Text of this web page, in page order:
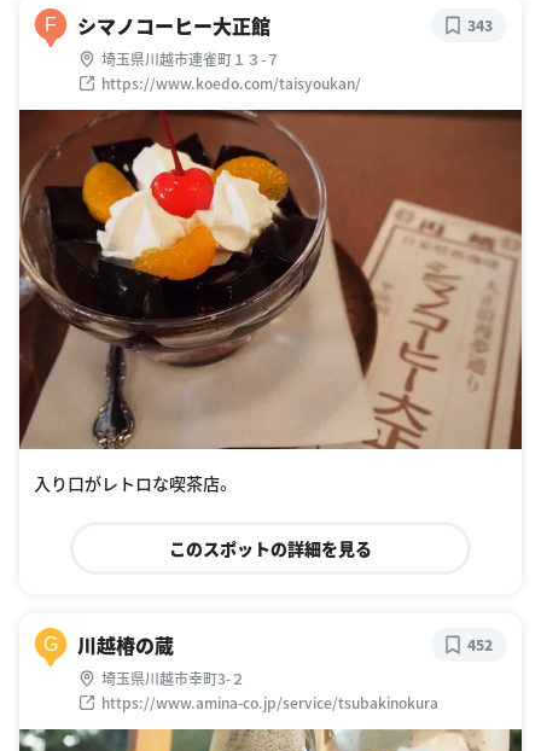
F シマノコーヒー大正館
埼玉県川越市連雀町１３-７
https://www.koedo.com/taisyoukan/
343
入り口がレトロな喫茶店。
このスポットの詳細を見る
G 川越椿の蔵
埼玉県川越市幸町3-２
https://www.amina-co.jp/service/tsubakinokura
452